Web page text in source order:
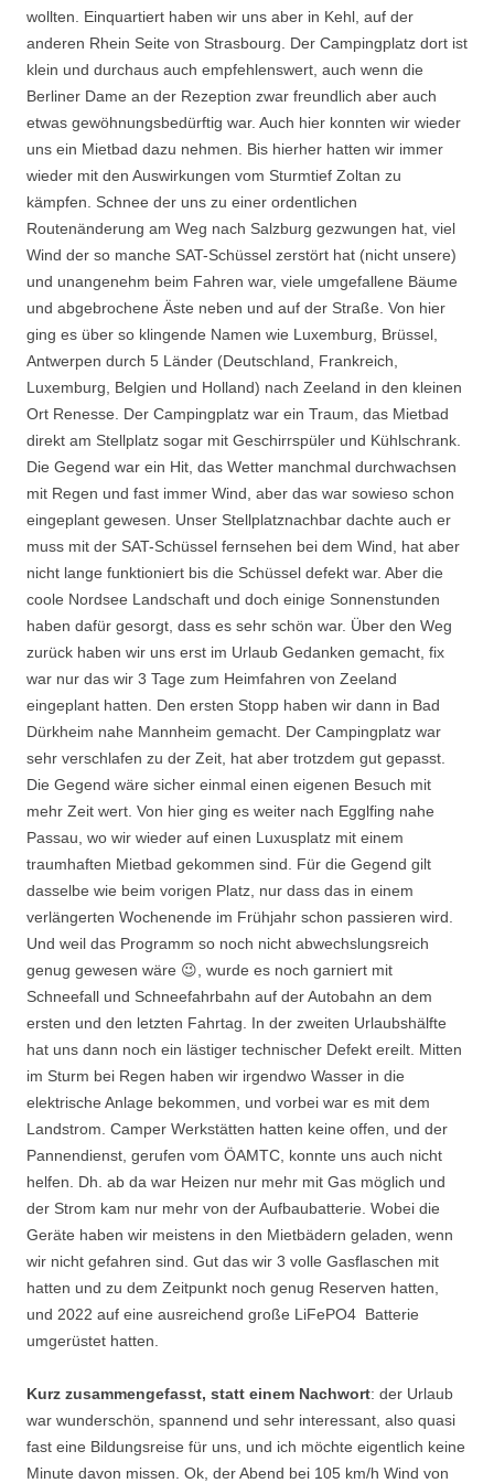
wollten. Einquartiert haben wir uns aber in Kehl, auf der
anderen Rhein Seite von Strasbourg. Der Campingplatz dort ist
klein und durchaus auch empfehlenswert, auch wenn die
Berliner Dame an der Rezeption zwar freundlich aber auch
etwas gewöhnungsbedürftig war. Auch hier konnten wir wieder
uns ein Mietbad dazu nehmen. Bis hierher hatten wir immer
wieder mit den Auswirkungen vom Sturmtief Zoltan zu
kämpfen. Schnee der uns zu einer ordentlichen
Routenänderung am Weg nach Salzburg gezwungen hat, viel
Wind der so manche SAT-Schüssel zerstört hat (nicht unsere)
und unangenehm beim Fahren war, viele umgefallene Bäume
und abgebrochene Äste neben und auf der Straße. Von hier
ging es über so klingende Namen wie Luxemburg, Brüssel,
Antwerpen durch 5 Länder (Deutschland, Frankreich,
Luxemburg, Belgien und Holland) nach Zeeland in den kleinen
Ort Renesse. Der Campingplatz war ein Traum, das Mietbad
direkt am Stellplatz sogar mit Geschirrspüler und Kühlschrank.
Die Gegend war ein Hit, das Wetter manchmal durchwachsen
mit Regen und fast immer Wind, aber das war sowieso schon
eingeplant gewesen. Unser Stellplatznachbar dachte auch er
muss mit der SAT-Schüssel fernsehen bei dem Wind, hat aber
nicht lange funktioniert bis die Schüssel defekt war. Aber die
coole Nordsee Landschaft und doch einige Sonnenstunden
haben dafür gesorgt, dass es sehr schön war. Über den Weg
zurück haben wir uns erst im Urlaub Gedanken gemacht, fix
war nur das wir 3 Tage zum Heimfahren von Zeeland
eingeplant hatten. Den ersten Stopp haben wir dann in Bad
Dürkheim nahe Mannheim gemacht. Der Campingplatz war
sehr verschlafen zu der Zeit, hat aber trotzdem gut gepasst.
Die Gegend wäre sicher einmal einen eigenen Besuch mit
mehr Zeit wert. Von hier ging es weiter nach Egglfing nahe
Passau, wo wir wieder auf einen Luxusplatz mit einem
traumhaften Mietbad gekommen sind. Für die Gegend gilt
dasselbe wie beim vorigen Platz, nur dass das in einem
verlängerten Wochenende im Frühjahr schon passieren wird.
Und weil das Programm so noch nicht abwechslungsreich
genug gewesen wäre 😉, wurde es noch garniert mit
Schneefall und Schneefahrbahn auf der Autobahn an dem
ersten und den letzten Fahrtag. In der zweiten Urlaubshälfte
hat uns dann noch ein lästiger technischer Defekt ereilt. Mitten
im Sturm bei Regen haben wir irgendwo Wasser in die
elektrische Anlage bekommen, und vorbei war es mit dem
Landstrom. Camper Werkstätten hatten keine offen, und der
Pannendienst, gerufen vom ÖAMTC, konnte uns auch nicht
helfen. Dh. ab da war Heizen nur mehr mit Gas möglich und
der Strom kam nur mehr von der Aufbaubatterie. Wobei die
Geräte haben wir meistens in den Mietbädern geladen, wenn
wir nicht gefahren sind. Gut das wir 3 volle Gasflaschen mit
hatten und zu dem Zeitpunkt noch genug Reserven hatten,
und 2022 auf eine ausreichend große LiFePO4 Batterie
umgerüstet hatten.
Kurz zusammengefasst, statt einem Nachwort: der Urlaub
war wunderschön, spannend und sehr interessant, also quasi
fast eine Bildungsreise für uns, und ich möchte eigentlich keine
Minute davon missen. Ok, der Abend bei 105 km/h Wind von